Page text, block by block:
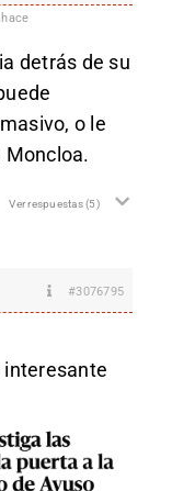
detrás de su
o le
Moncloa.
Ver respuestas(5)
#3076795
interesante